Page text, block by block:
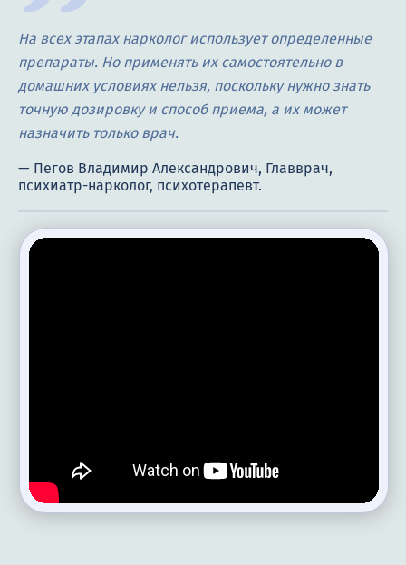
На всех этапах нарколог использует определенные
препараты. Но применять их самостоятельно в
домашних условиях нельзя, поскольку нужно знать
точную дозировку и способ приема, а их может
назначить только врач.